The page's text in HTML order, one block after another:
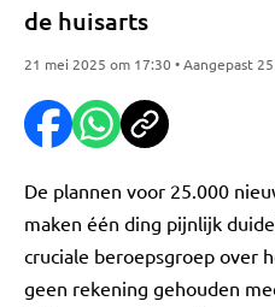
de huisarts
21 mei 2025 om 17:30 • Aangepast
De plannen voor 25.000
maken één ding pijnlijk
cruciale beroepsgroep over
geen rekening gehouden